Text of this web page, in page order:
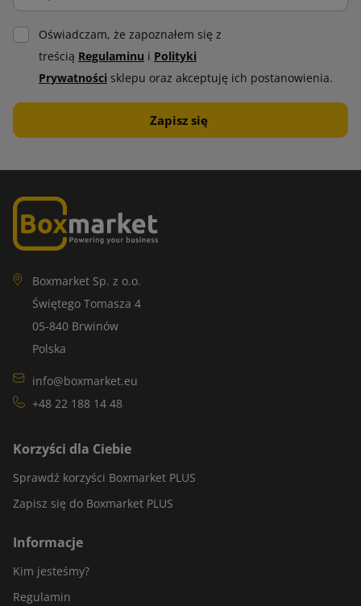
Oświadczam, że zapoznałem się z
treścią Regulaminu i Polityki
Prywatności sklepu oraz akceptuję ich postanowienia.
Boxmarket Sp. z o.o.
Świętego Tomasza 4
05-840 Brwinów
Polska
info@boxmarket.eu
+48 22 188 14 48
Korzyści dla Ciebie
Sprawdź korzyści Boxmarket PLUS
Zapisz się do Boxmarket PLUS
Informacje
Kim jesteśmy?
Regulamin